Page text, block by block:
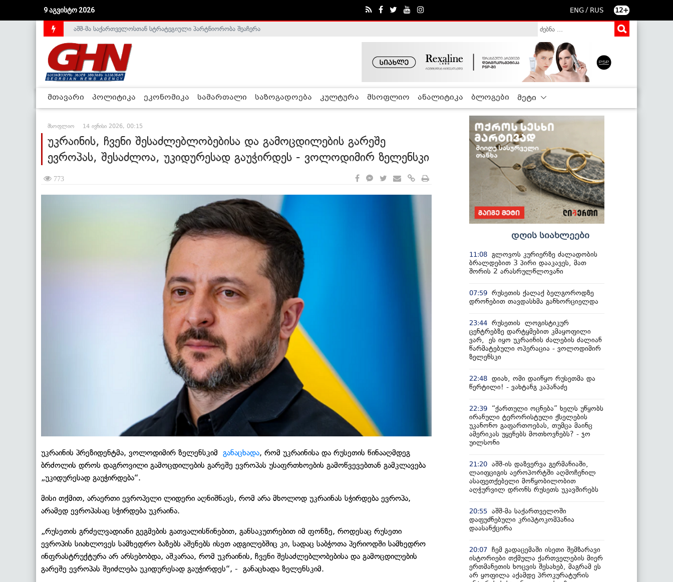
9 აგვისტო 2026 ENG / RUS 12+
საქართველოს დე-ფაქტო მთავრობა არალეგიტიმურია - ჰელსინკის კომისია
აშშ-მა საქართველოსთან სტრატეგიული პარტნიორობა შეაჩერა
მთავარი პოლიტიკა ეკონომიკა სამართალი საზოგადოება კულტურა მსოფლიო ანალიტიკა ბლოგები მეტი
მსოფლიო 14 ივნისი 2026, 00:15
უკრაინის, ჩვენი შესაძლებლობებისა და გამოცდილების გარეშე
ევროპას, შესაძლოა, უკიდურესად გაუჭირდეს - ვოლოდიმირ ზელენსკი
773
უკრაინის პრეზიდენტმა, ვოლოდიმირ ზელენსკიმ განაცხადა, რომ უკრაინისა და რუსეთის წინააღმდეგ
ბრძოლის დროს დაგროვილი გამოცდილების გარეშე ევროპას უსაფრთხოების გამოწვევებთან გამკლავება
„უკიდურესად გაუჭირდება“.
მისი თქმით, არაერთი ევროპელი ლიდერი აღნიშნავს, რომ არა მხოლოდ უკრაინას სჭირდება ევროპა,
არამედ ევროპასაც სჭირდება უკრაინა.
„რუსეთის გრძელვადიანი გეგმების გათვალისწინებით, განსაკუთრებით იმ ფონზე, როდესაც რუსეთი
ევროპის სიახლოვეს სამხედრო ბაზებს აშენებს ისეთ ადგილებშიც კი, სადაც საბჭოთა პერიოდში სამხედრო
ინფრასტრუქტურა არ არსებობდა, აშკარაა, რომ უკრაინის, ჩვენი შესაძლებლობებისა და გამოცდილების
გარეშე ევროპას შეიძლება უკიდურესად გაუჭირდეს“, - განაცხადა ზელენსკიმ.
დღის სიახლეები
11:08 გლოვოს კურიერზე ძალადობის
ბრალდებით 3 პირი დააკავეს, მათ
შორის 2 არასრულწლოვანი
07:59 რუსეთის ქალაქ ბელგოროდზე
დრონებით თავდასხმა განხორციელდა
23:44 რუსეთის ლოგისტიკურ
ცენტრებზე დარტყმებით კმაყოფილი
ვარ, ეს იყო უკრაინის ძალების ძალიან
წარმატებული ოპერაცია - ვოლოდიმირ
ზელენსკი
22:48 დიახ, ომი დაიწყო რუსეთმა და
წერტილი! - ვახტანგ კაპანაძე
22:39
“ქართული ოცნება” ხელს უწყობს
ირანული ტერორისტული ქსელების
უკანონო გაფართოებას, თუმცა მაინც
ამერიკას უყენებს მოთხოვნებს? - ჯო
უილსონი
21:20 აშშ-ის დაზვერვა გერმანიაში,
ლაიფციგის აეროპორტში აღმოჩენილ
ასაფეთქებელი მოწყობილობით
აღჭურვილ დრონს რუსეთს უკავშირებს
20:55 აშშ-მა საქართველოში
დაფუძნებული კრიპტოკომპანია
დაასანქცირა
20:07 ჩემ გადაცემაში ისეთი შემზარავი
ისტორიები თქმულა ქართველების მიერ
ერთმანეთის ხოცვის შესახებ, მაგრამ ეს
არ ყოფილა აქამდე პროკურატურის